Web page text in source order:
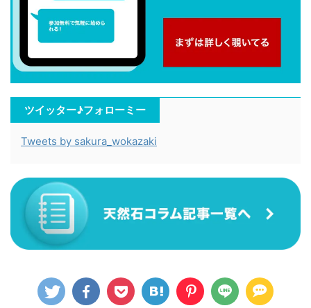
ツイッター♪フォローミー
Tweets by sakura_wokazaki